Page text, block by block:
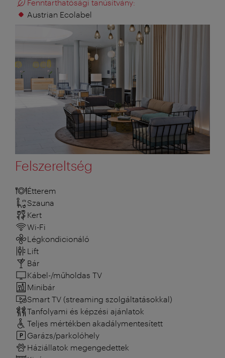
Fenntarthatósági tanúsítvány:
Austrian Ecolabel
Felszereltség
Étterem
Szauna
Kert
Wi-Fi
Légkondicionáló
Lift
Bár
Kábel-/műholdas TV
Minibár
Smart TV (streaming szolgáltatásokkal)
Tanfolyami és képzési ajánlatok
Teljes mértékben akadálymentesített
Garázs/parkolóhely
Háziállatok megengedettek